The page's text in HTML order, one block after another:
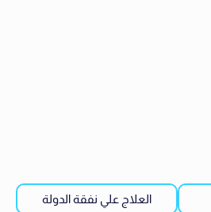
العلاج علي نفقة الدولة